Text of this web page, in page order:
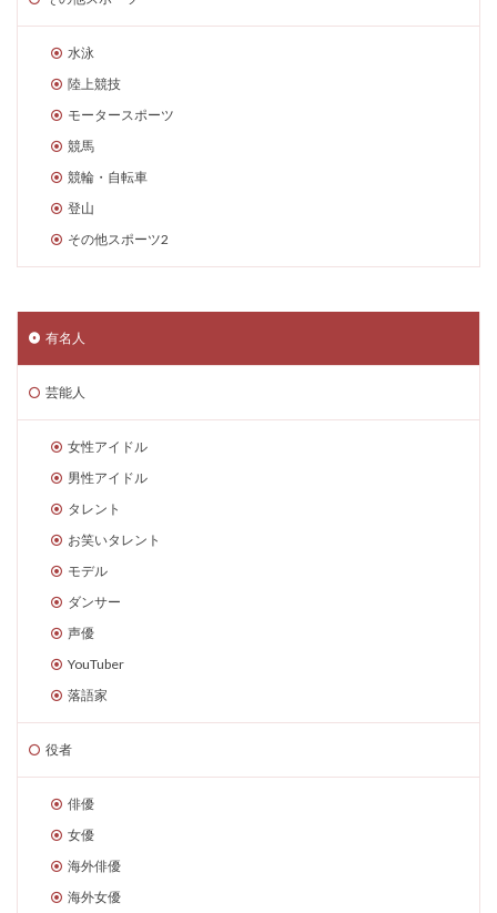
水泳
陸上競技
モータースポーツ
競馬
競輪・自転車
登山
その他スポーツ2
有名人
芸能人
女性アイドル
男性アイドル
タレント
お笑いタレント
モデル
ダンサー
声優
YouTuber
落語家
役者
俳優
女優
海外俳優
海外女優